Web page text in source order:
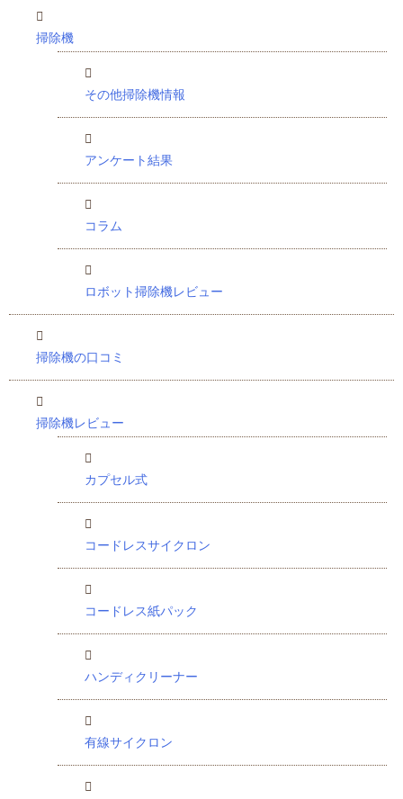
掃除機
その他掃除機情報
アンケート結果
コラム
ロボット掃除機レビュー
掃除機の口コミ
掃除機レビュー
カプセル式
コードレスサイクロン
コードレス紙パック
ハンディクリーナー
有線サイクロン